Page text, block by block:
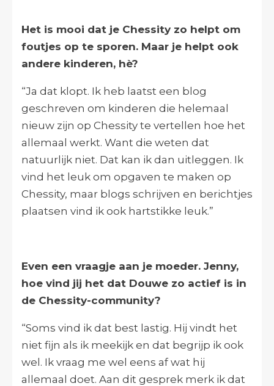
Het is mooi dat je Chessity zo helpt om
foutjes op te sporen. Maar je helpt ook
andere kinderen, hè?
“Ja dat klopt. Ik heb laatst een blog
geschreven om kinderen die helemaal
nieuw zijn op Chessity te vertellen hoe het
allemaal werkt. Want die weten dat
natuurlijk niet. Dat kan ik dan uitleggen. Ik
vind het leuk om opgaven te maken op
Chessity, maar blogs schrijven en berichtjes
plaatsen vind ik ook hartstikke leuk.”
Even een vraagje aan je moeder. Jenny,
hoe vind jij het dat Douwe zo actief is in
de Chessity-community?
“Soms vind ik dat best lastig. Hij vindt het
niet fijn als ik meekijk en dat begrijp ik ook
wel. Ik vraag me wel eens af wat hij
allemaal doet. Aan dit gesprek merk ik dat